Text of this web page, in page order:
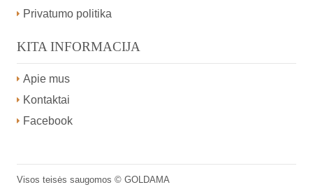
Privatumo politika
KITA INFORMACIJA
Apie mus
Kontaktai
Facebook
Visos teisės saugomos © GOLDAMA